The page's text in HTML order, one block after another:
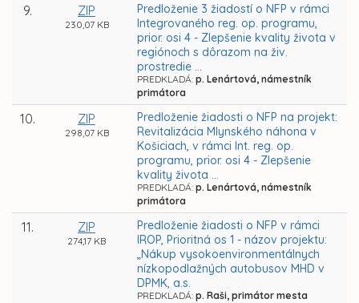
9. ZIP
230,07 KB
Predloženie 3 žiadostí o NFP v rámci
Integrovaného reg. op. programu,
prior. osi 4 - Zlepšenie kvality života v
regiónoch s dôrazom na živ.
prostredie ...
PREDKLADÁ: p. Lenártová, námestník
primátora
10. ZIP
298,07 KB
Predloženie žiadosti o NFP na projekt:
Revitalizácia Mlynského náhona v
Košiciach, v rámci Int. reg. op.
programu, prior. osi 4 - Zlepšenie
kvality života ...
PREDKLADÁ: p. Lenártová, námestník
primátora
11. ZIP
274,17 KB
Predloženie žiadosti o NFP v rámci
IROP, Prioritná os 1 - názov projektu:
„Nákup vysokoenvironmentálnych
nízkopodlažných autobusov MHD v
DPMK, a.s.
PREDKLADÁ: p. Raši, primátor mesta